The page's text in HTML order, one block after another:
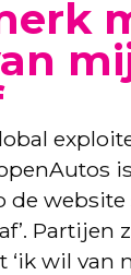
website
Partijen
‘ik wil van